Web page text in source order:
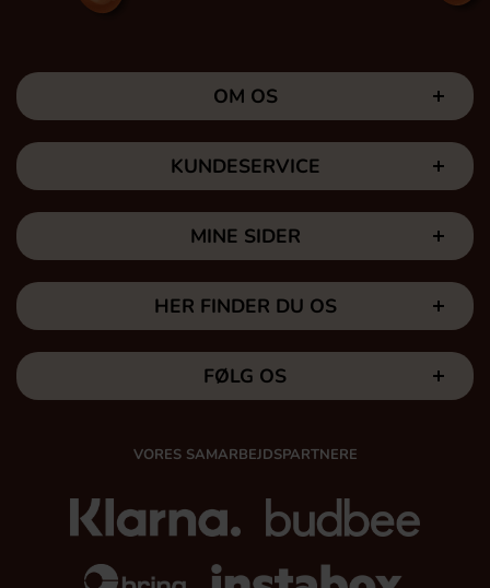
OM OS
KUNDESERVICE
MINE SIDER
HER FINDER DU OS
FØLG OS
VORES SAMARBEJDSPARTNERE